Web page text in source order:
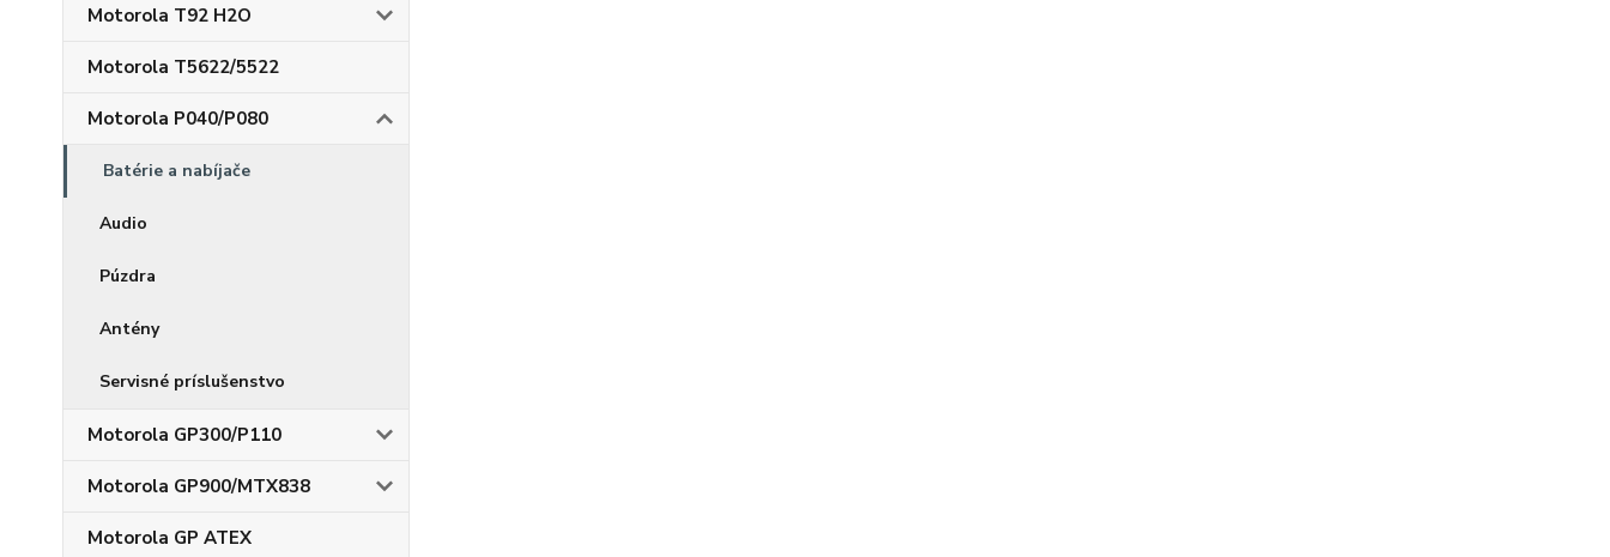
Motorola T92 H2O
Motorola T5622/5522
Motorola P040/P080
Batérie a nabíjače
Audio
Púzdra
Antény
Servisné príslušenstvo
Motorola GP300/P110
Motorola GP900/MTX838
Motorola GP ATEX